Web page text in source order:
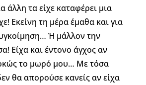
άλλη τα είχε καταφέρει μια
Εκείνη τη μέρα έμαθα και για
Ή μάλλον την
Είχα και έντονο άγχος αν
το μωρό μου… Με τόσα
θα απορούσε κανείς αν είχα